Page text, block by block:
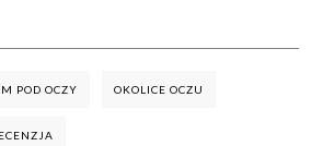
POD OCZY OKOLICE OCZU